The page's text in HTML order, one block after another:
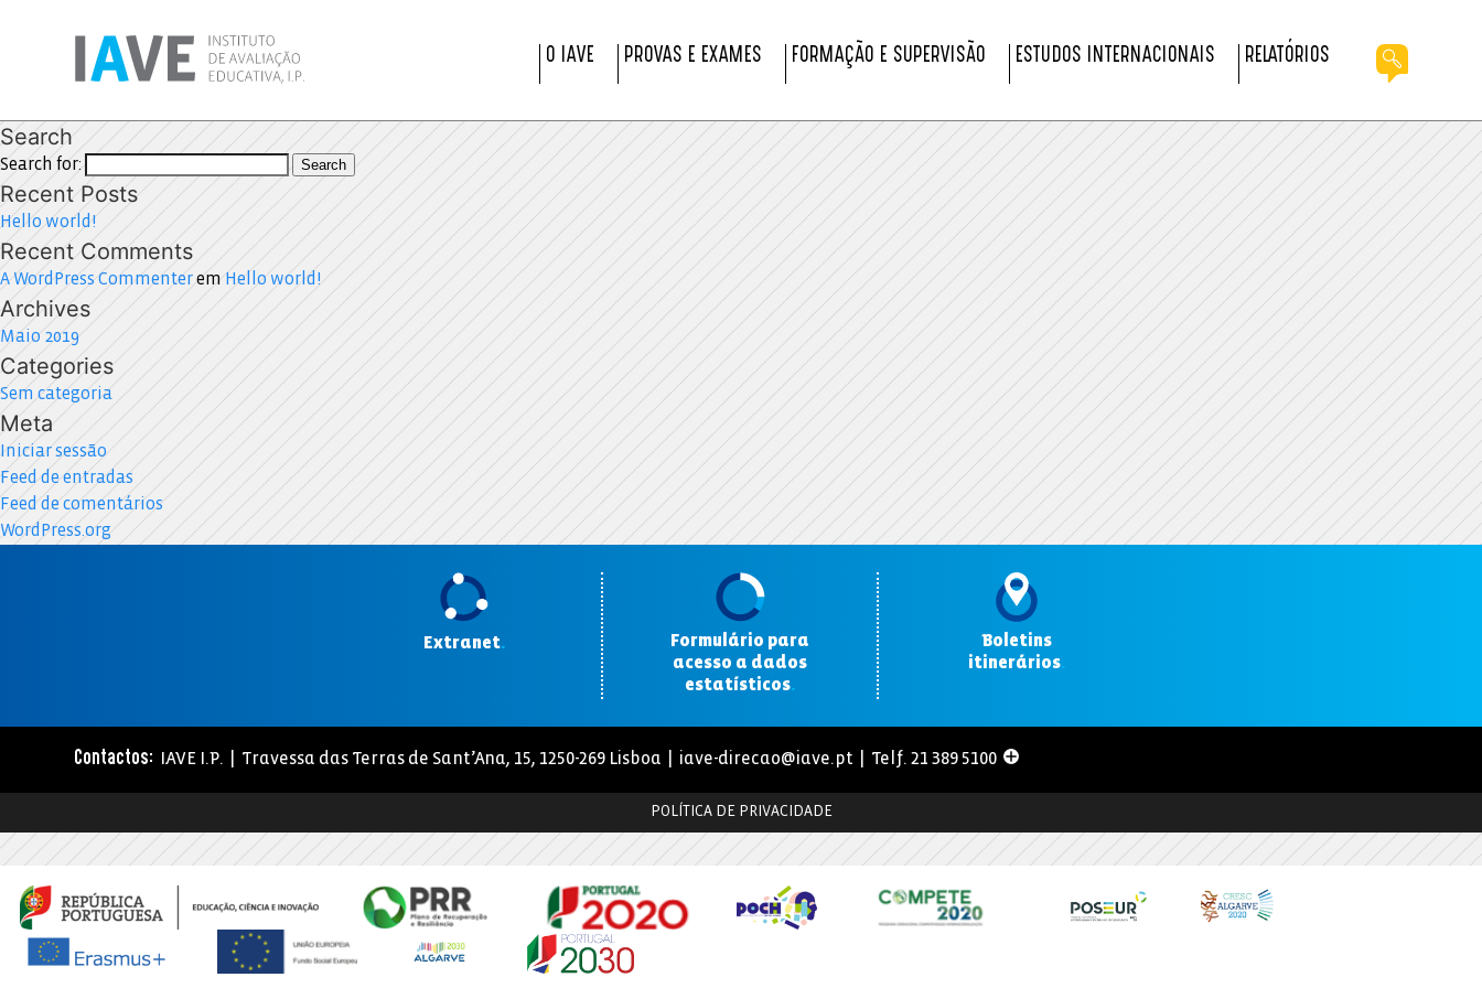
O IAVE PROVAS E EXAMES FORMAÇÃO E SUPERVISÃO ESTUDOS INTERNACIONAIS RELATÓRIOS
Search
Search for: Search
Recent Posts
Hello world!
Recent Comments
A WordPress Commenterem Hello world!
Archives
Maio 2019
Categories
Sem categoria
Meta
Iniciar sessão
Feed de entradas
Feed de comentários
WordPress.org
Extranet.
Formulário para
acesso a dados
estatísticos.
Boletins
itinerários.
Contactos: IAVE I.P. | Travessa das Terras de Sant’Ana, 15, 1250-269 Lisboa | iave-direcao@iave.pt | Telf. 21 389 5100
POLÍTICA DE PRIVACIDADE